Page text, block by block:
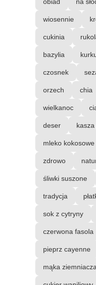
wiosennie
cukinia
bazylia
czosnek
orzech chia
wielkanoc
deser
mleko kokosowe
zdrowo
śliwki suszone
tradycja
sok z cytryny
czerwona fasola
pieprz cayenne
mąka